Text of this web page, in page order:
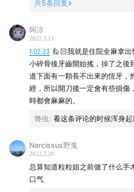
们懂得太少。在宇宙面前我们无
不多，不单论中医西医，能治好
我遇见好医生，无论中西)(或许
医和不靠谱中医😏)
共5条回复
阿涼
2022.3.13
1:02:23 🙋🏻我就是住院全麻拿
小碎骨後牙齒開始搖，掉了之後
道下面有一顆長不出來的恆牙，
經，所以開刀後一定會有些損傷
時都會麻麻的。
馋虫: 看这条评论的时候浑身
Narcissus野鬼
2022.2.20
总算知道粒粒姐之前做了什么手
口气